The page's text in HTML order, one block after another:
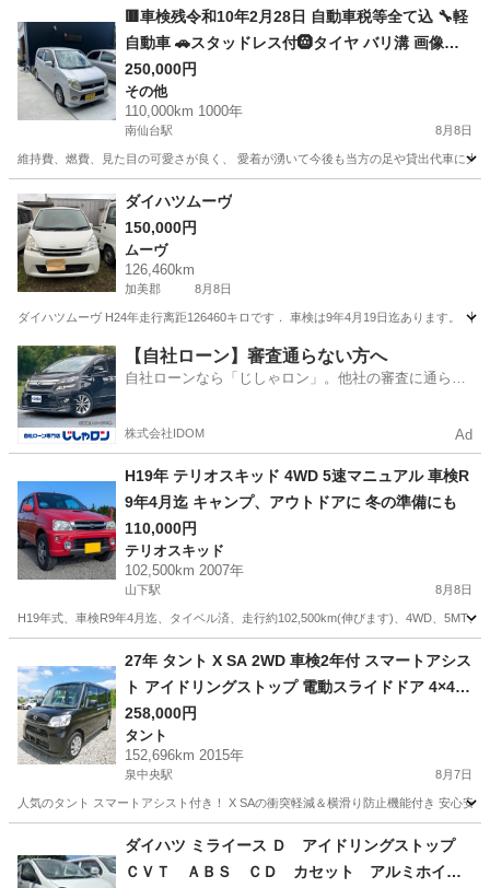
🟥車検残令和10年2月28日 自動車税等全て込 🔧軽
自動車 🚗スタッドレス付🛞タイヤ バリ溝 画像参
照 旧車
250,000円
その他
110,000km 1000年
南仙台駅 8月8日
維持費、燃費、見た目の可愛さが良く、 愛着が湧いて今後も当方の足や貸出代車に
宮城 仙台市 南仙台駅 その他
ダイハツムーヴ
150,000円
ムーヴ
126,460km
加美郡 8月8日
ダイハツムーヴ H24年走行离距126460キロです． 車検は9年4月19日迄あります。
宮城 加美郡 ムーヴ
【自社ローン】審査通らない方へ
自社ローンなら「じしゃロン」。他社の審査に通らな
株式会社IDOM Ad
H19年 テリオスキッド 4WD 5速マニュアル 車検R
9年4月迄 キャンプ、アウトドアに 冬の準備にも
110,000円
テリオスキッド
102,500km 2007年
山下駅 8月8日
H19年式、車検R9年4月迄、タイベル済、走行約102,500km(伸びます)、4WD、5MT
山下駅 預かり金
27年 タント X SA 2WD 車検2年付 スマートアシス
ト アイドリングストップ 電動スライドドア 4×4フ
ルセグナビ ETC スマートキー
258,000円
タント
152,696km 2015年
泉中央駅 8月7日
人気のタント スマートアシスト付き！ X SAの衝突軽減＆横滑り防止機能付き 安心安
泉中央駅 タント
ダイハツ ミライース Ｄ アイドリングストップ
ＣＶＴ ＡＢＳ ＣＤ カセット アルミホイー